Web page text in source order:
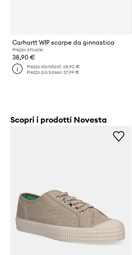
Carhartt WIP scarpe da ginnastica
Prezzo attuale:
38,90 €
Prezzo standard:68,90 €
Prezzo più basso:37,99 €
Scopri i prodotti Novesta